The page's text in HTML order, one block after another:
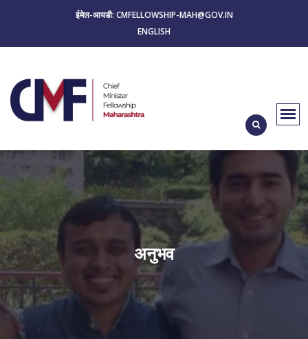
ईमेल-आयडी: CMFELLOWSHIP-MAH@GOV.IN
ENGLISH
अनुभव